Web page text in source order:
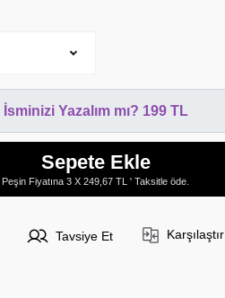
İsminizi Yazalım mı? 199 TL
Sepete Ekle
Peşin Fiyatına 3 X 249,67 TL ' Taksitle öde.
Tavsiye Et Karşılaştır